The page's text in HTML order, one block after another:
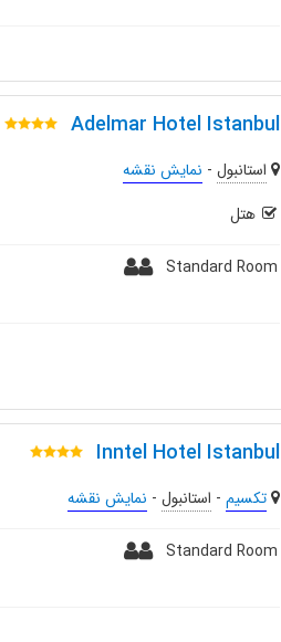
Adelmar Hotel Istanbul
استانبول - نمایش نقشه
هتل
Standard Room
Inntel Hotel Istanbul
تکسیم - استانبول - نمایش نقشه
Standard Room